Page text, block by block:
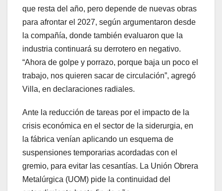
que resta del año, pero depende de nuevas obras
para afrontar el 2027, según argumentaron desde
la compañía, donde también evaluaron que la
industria continuará su derrotero en negativo.
“Ahora de golpe y porrazo, porque baja un poco el
trabajo, nos quieren sacar de circulación”, agregó
Villa, en declaraciones radiales.
Ante la reducción de tareas por el impacto de la
crisis económica en el sector de la siderurgia, en
la fábrica venían aplicando un esquema de
suspensiones temporarias acordadas con el
gremio, para evitar las cesantías. La Unión Obrera
Metalúrgica (UOM) pide la continuidad del